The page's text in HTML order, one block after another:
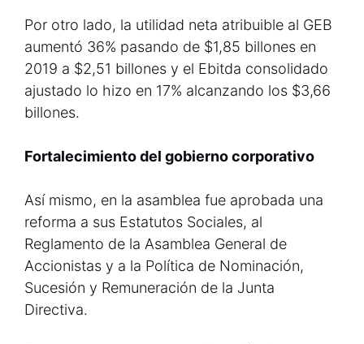
Por otro lado, la utilidad neta atribuible al GEB
aumentó 36% pasando de $1,85 billones en
2019 a $2,51 billones y el Ebitda consolidado
ajustado lo hizo en 17% alcanzando los $3,66
billones.
Fortalecimiento del gobierno corporativo
Así mismo, en la asamblea fue aprobada una
reforma a sus Estatutos Sociales, al
Reglamento de la Asamblea General de
Accionistas y a la Política de Nominación,
Sucesión y Remuneración de la Junta
Directiva.